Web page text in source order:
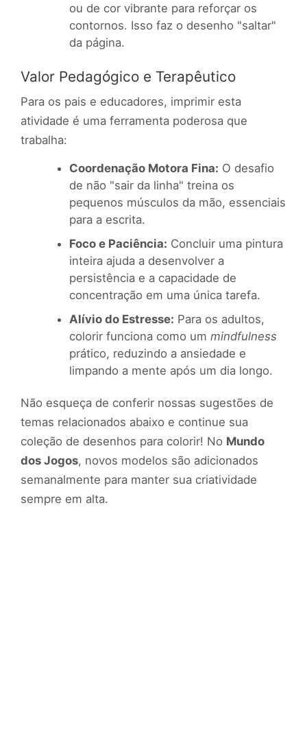
ou de cor vibrante para reforçar os
contornos. Isso faz o desenho "saltar"
da página.
Valor Pedagógico e Terapêutico
Para os pais e educadores, imprimir esta
atividade é uma ferramenta poderosa que
trabalha:
Coordenação Motora Fina: O desafio
de não "sair da linha" treina os
pequenos músculos da mão, essenciais
para a escrita.
Foco e Paciência: Concluir uma pintura
inteira ajuda a desenvolver a
persistência e a capacidade de
concentração em uma única tarefa.
Alívio do Estresse: Para os adultos,
colorir funciona como um mindfulness
prático, reduzindo a ansiedade e
limpando a mente após um dia longo.
Não esqueça de conferir nossas sugestões de
temas relacionados abaixo e continue sua
coleção de desenhos para colorir! No Mundo
dos Jogos, novos modelos são adicionados
semanalmente para manter sua criatividade
sempre em alta.